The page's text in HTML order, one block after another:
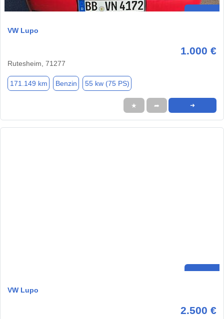
VW Lupo
1.000 €
Rutesheim, 71277
171.149 km Benzin 55 kw (75 PS)
★ ➦ ➜
VW Lupo
2.500 €